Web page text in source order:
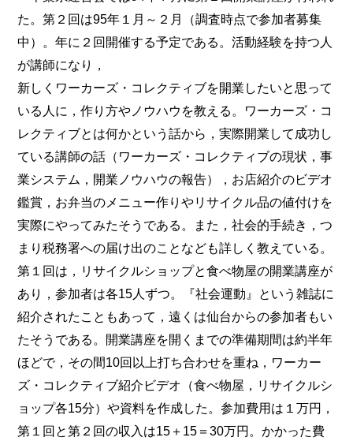
た。第２回は95年１月～２月（調査時点で参加者募集
中）。年に２回開催する予定である。活動経験を持つ人
が講師になり，
新しくワーカーズ・コレクティブを開業したいと思って
いる人に，作り方やノウハウを教える。ワーカーズ・コ
レクティブとは何かという話から，実際開業して成功し
ている講師の話（ワーカーズ・コレクティブの現状，事
業システム，開業ノウハウの報告），お店紹介のビデオ
鑑賞，お弁当のメニュー作りやリサイクル品の値付けを
実際にやってみたそうである。また，社会的手続き，つ
まり税務署への届け出のことなども詳しく教えている。
第１回は，リサイクルショップと食べ物屋の開業講座が
あり，参加者は各15人ずつ。『社会運動』という雑誌に
紹介されたこともあって，遠くは仙台からの参加者もい
たそうである。開業講座を開くまでの準備期間は約半年
ほどで，その間10回以上打ち合わせを重ね，ワーカー
ズ・コレクティブ紹介ビデオ（食べ物屋，リサイクルシ
ョップ各15分）や資料を作成した。参加費用は１万円，
第１回と第２回の収入は15＋15＝30万円。かかった費